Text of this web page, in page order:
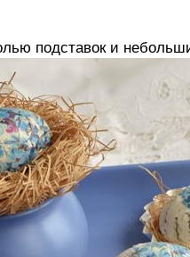
подставок и